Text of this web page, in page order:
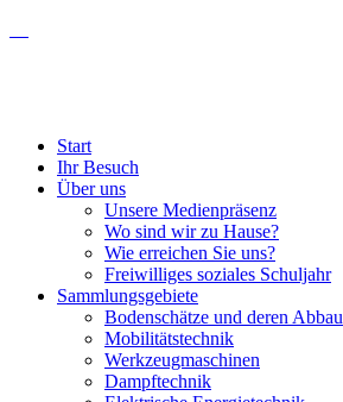
Start
Ihr Besuch
Über uns
Unsere Medienpräsenz
Wo sind wir zu Hause?
Wie erreichen Sie uns?
Freiwilliges soziales Schuljahr
Sammlungsgebiete
Bodenschätze und deren Abbau
Mobilitätstechnik
Werkzeugmaschinen
Dampftechnik